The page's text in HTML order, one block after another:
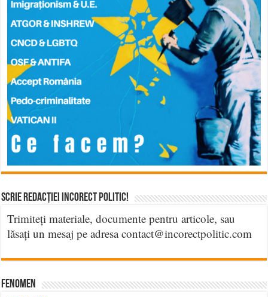
Scrie Redacției Incorect Politic!
Trimiteți materiale, documente pentru articole, sau
lăsați un mesaj pe adresa contact@incorectpolitic.com
Fenomen